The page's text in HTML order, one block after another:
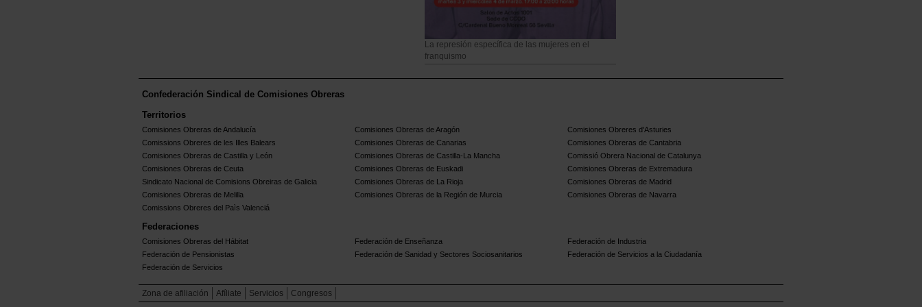
La represión específica de las mujeres en el
franquismo
Confederación Sindical de Comisiones Obreras
Territorios
Comisiones Obreras de Andalucía Comisiones Obreras de Aragón
Comisiones Obreres d'Asturies
Comissions Obreres de les Illes Balears
Comisiones Obreras de Canarias
Comisiones Obreras de Cantabria
Comisiones Obreras de Castilla y León
Comisiones Obreras de Castilla-La Mancha
Comissió Obrera Nacional de Catalunya
Comisiones Obreras de Ceuta
Comisiones Obreras de Euskadi
Comisiones Obreras de Extremadura
Sindicato Nacional de Comisions Obreiras de Galicia
Comisiones Obreras de La Rioja
Comisiones Obreras de Madrid
Comisiones Obreras de Melilla
Comisiones Obreras de la Región de Murcia
Comisiones Obreras de Navarra
Comissions Obreres del Paìs Valenciá
Federaciones
Comisiones Obreras del Hábitat Federación de Enseñanza
Federación de Industria
Federación de Pensionistas
Federación de Sanidad y Sectores Sociosanitarios
Federación de Servicios a la Ciudadanía
Federación de Servicios
Zona de afiliación Afíliate Servicios Congresos